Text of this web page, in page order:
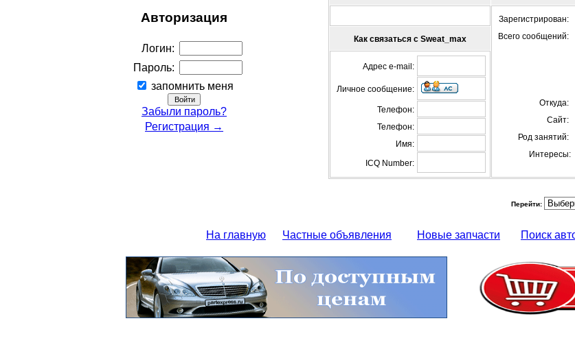
Авторизация
Логин:
Пароль:
запомнить меня
Забыли пароль?
Регистрация →
Зарегистрирован:
Всего сообщений:
Откуда:
Сайт:
Род занятий:
Интересы:
Как связаться с Sweat_max
Адрес e-mail:
Личное сообщение:
Телефон:
Телефон:
Имя:
ICQ Number:
Перейти:
На главную Частные объявления Новые запчасти Поиск